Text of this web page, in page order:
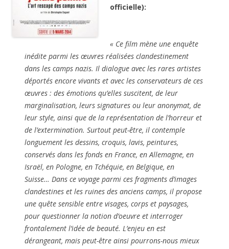
officielle):
« Ce film mène une enquête
inédite parmi les œuvres réalisées clandestinement
dans les camps nazis. Il dialogue avec les rares artistes
déportés encore vivants et avec les conservateurs de ces
œuvres : des émotions qu’elles suscitent, de leur
marginalisation, leurs signatures ou leur anonymat, de
leur style, ainsi que de la représentation de l’horreur et
de l’extermination. Surtout peut-être, il contemple
longuement les dessins, croquis, lavis, peintures,
conservés dans les fonds en France, en Allemagne, en
Israël, en Pologne, en Tchéquie, en Belgique, en
Suisse… Dans ce voyage parmi ces fragments d’images
clandestines et les ruines des anciens camps, il propose
une quête sensible entre visages, corps et paysages,
pour questionner la notion d’oeuvre et interroger
frontalement l’idée de beauté. L’enjeu en est
dérangeant, mais peut-être ainsi pourrons-nous mieux